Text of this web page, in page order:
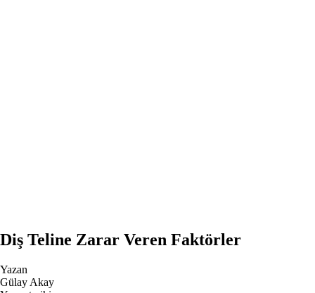
Diş Teline Zarar Veren Faktörler
Yazan
Gülay Akay